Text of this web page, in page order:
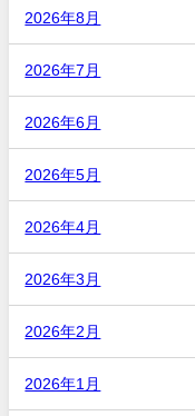
2026年8月
2026年7月
2026年6月
2026年5月
2026年4月
2026年3月
2026年2月
2026年1月